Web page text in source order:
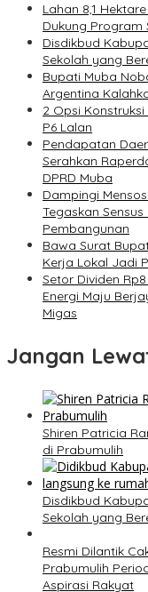
Lahan 8,1
Dukung Program
Disdikbud
Sekolah yang
Bupati Muba
Argentina
2 Opsi
P6 Lalan
Pendapatan
Serahkan
DPRD Muba
Dampingi
Tegaskan
Pembangunan
Bawa Surat
Kerja Lokal Jadi
Setor Dividen
Energi Maju
Migas
Jangan
Shiren Patricia
di Prabumulih
Disdikbud
Sekolah yang
Resmi Dilantik
Prabumulih
Aspirasi Rakyat